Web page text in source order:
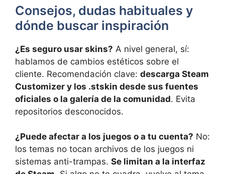
Consejos, dudas habituales y
dónde buscar inspiración
¿Es seguro usar skins? A nivel general, sí:
hablamos de cambios estéticos sobre el
cliente. Recomendación clave: descarga Steam
Customizer y los .stskin desde sus fuentes
oficiales o la galería de la comunidad. Evita
repositorios desconocidos.
¿Puede afectar a los juegos o a tu cuenta? No:
los temas no tocan archivos de los juegos ni
sistemas anti-trampas. Se limitan a la interfaz